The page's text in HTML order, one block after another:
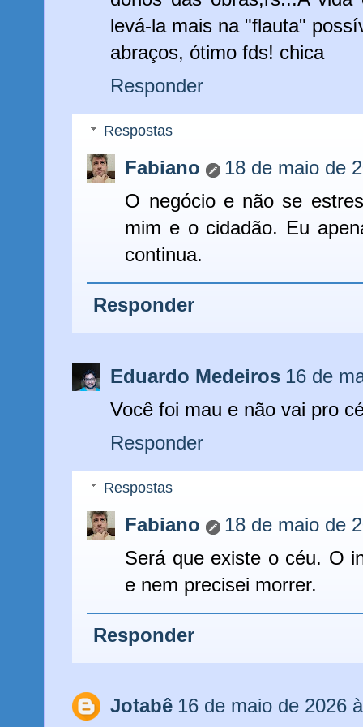
levá-la mais na "flauta"
abraços, ótimo fds! chica
Responder
Respostas
Fabiano
18 de maio de
O negócio e não se
mim e o cidadão. Eu
continua.
Responder
Eduardo Medeiros 16 de
Você foi mau e não vai pro
Responder
Respostas
Fabiano
18 de maio de
Será que existe o céu. O
e nem precisei morrer.
Responder
Jotabê 16 de maio de 2026